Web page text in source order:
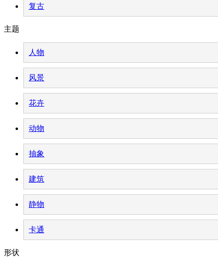
复古
主题
人物
风景
花卉
动物
抽象
建筑
静物
卡通
形状